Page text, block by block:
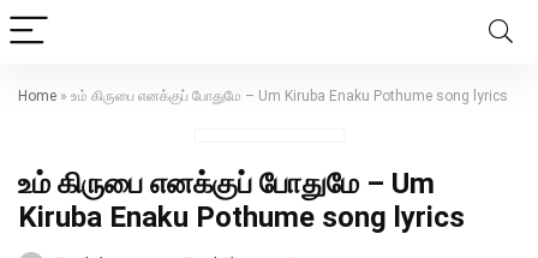
Home » உம் கிருபை எனக்குப் போதுமே – Um Kiruba Enaku Pothume song lyrics
உம் கிருபை எனக்குப் போதுமே – Um
Kiruba Enaku Pothume song lyrics